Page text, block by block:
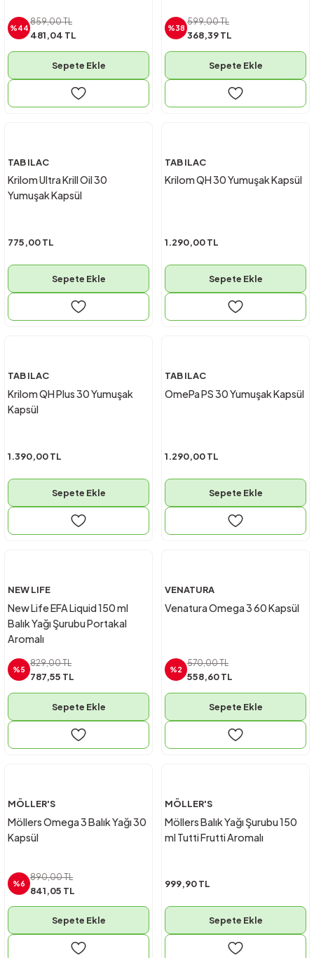
%44
859,00 TL
481,04 TL
Sepete Ekle
%38
599,00 TL
368,39 TL
Sepete Ekle
TAB ILAC
Krilom Ultra Krill Oil 30
Yumuşak Kapsül
775,00 TL
Sepete Ekle
TAB ILAC
Krilom QH 30 Yumuşak Kapsül
1.290,00 TL
Sepete Ekle
TAB ILAC
Krilom QH Plus 30 Yumuşak
Kapsül
1.390,00 TL
Sepete Ekle
TAB ILAC
OmePa PS 30 Yumuşak Kapsül
1.290,00 TL
Sepete Ekle
NEW LIFE
New Life EFA Liquid 150 ml
Balık Yağı Şurubu Portakal
Aromalı
%5
829,00 TL
787,55 TL
Sepete Ekle
VENATURA
Venatura Omega 3 60 Kapsül
%2
570,00 TL
558,60 TL
Sepete Ekle
MÖLLER'S
Möllers Omega 3 Balık Yağı 30
Kapsül
%6
890,00 TL
841,05 TL
Sepete Ekle
MÖLLER'S
Möllers Balık Yağı Şurubu 150
ml Tutti Frutti Aromalı
999,90 TL
Sepete Ekle